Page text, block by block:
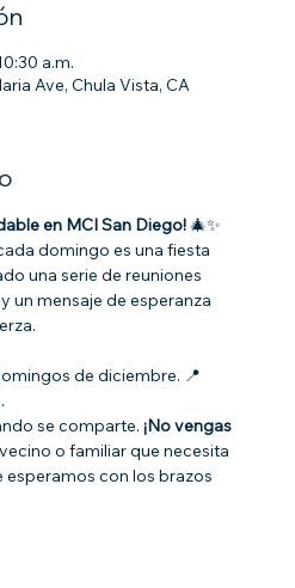
a.m.
Ave, Chula Vista, CA
en MCI San Diego! 🎄✨
domingo es una fiesta
una serie de reuniones
un mensaje de esperanza
de diciembre. 📍
se comparte. ¡No vengas
o familiar que necesita
esperamos con los brazos